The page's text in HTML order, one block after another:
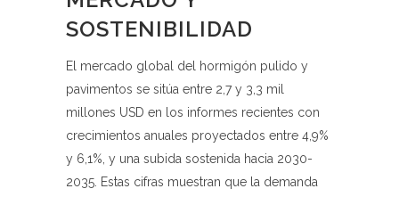
SOSTENIBILIDAD
El mercado global del hormigón pulido y
pavimentos se sitúa entre 2,7 y 3,3 mil
millones USD en los informes recientes con
crecimientos anuales proyectados entre 4,9%
y 6,1%, y una subida sostenida hacia 2030-
2035. Estas cifras muestran que la demanda